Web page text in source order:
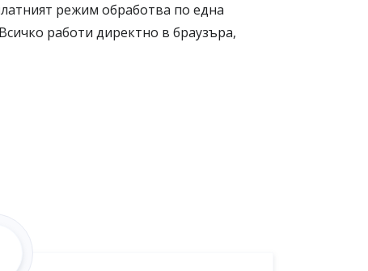
режим обработва по една
работи директно в браузъра,